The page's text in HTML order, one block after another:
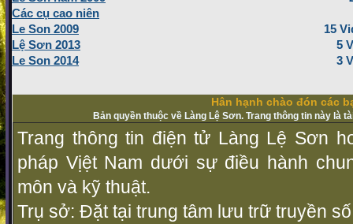
Các cụ cao niên
Le Son 2009
15
Lệ Sơn 2013
5
Le Son 2014
3
Hân hạnh chào đón các
Bản quyền thuộc về Làng Lệ Sơn. Trang thông tin này là
Trang thông tin điện tử Làng Lệ Sơn
pháp Vịệt Nam dưới sự điều hành
môn và kỹ thuật.
Trụ sở: Đặt tại trung tâm lưu trữ truyền